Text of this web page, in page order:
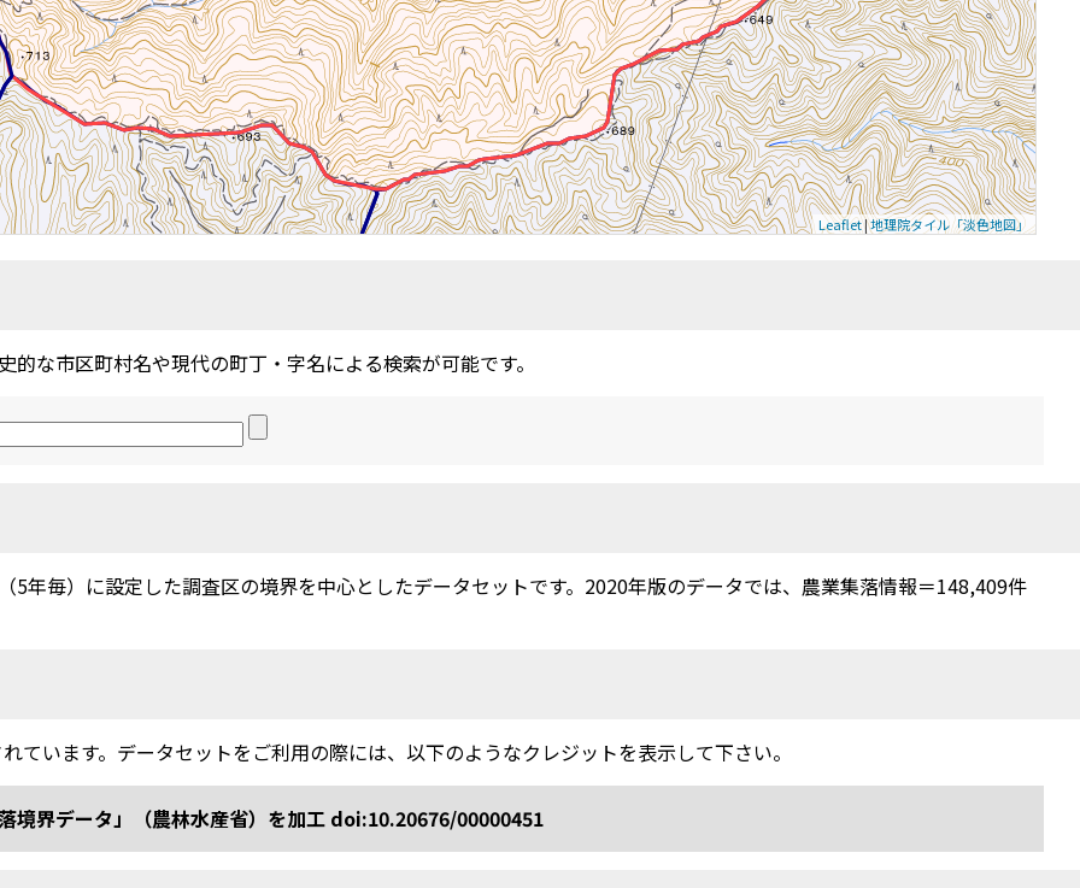
Leaflet|地理院タイル「淡色地図」
的な市区町村名や現代の町丁・字名による検索が可能です。
5年毎）に設定した調査区の境界を中心としたデータセットです。2020年版のデータでは、農業集落情報＝148,409件
ています。データセットをご利用の際には、以下のようなクレジットを表示して下さい。
境界データ」（農林水産省）を加工 doi:10.20676/00000451